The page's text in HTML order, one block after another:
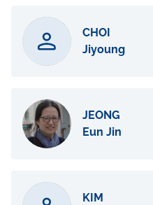
CHOI
Jiyoung
JEONG
Eun Jin
KIM